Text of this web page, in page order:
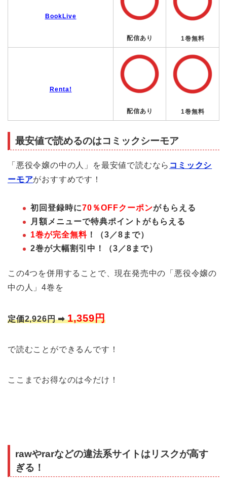
BookLive
配信あり 1巻無料
Renta!
配信あり 1巻無料
最安値で読めるのはコミックシーモア
「悪役令嬢の中の人」を最安値で読むなら コミックシ
ーモアがおすすめです！
初回登録時に70％OFFクーポンがもらえる
月額メニューで特典ポイントがもらえる
1巻が完全無料 ！（3／8まで）
2巻が大幅割引中！（3／8まで）
この4つを併用することで、現在発売中の「悪役令嬢の
中の人」4巻を
定価2,926円 ➡︎ 1,359円
で読むことができるんです！
ここまでお得なのは今だけ！
rawやrarなどの違法系サイトはリスクが高す
ぎる！